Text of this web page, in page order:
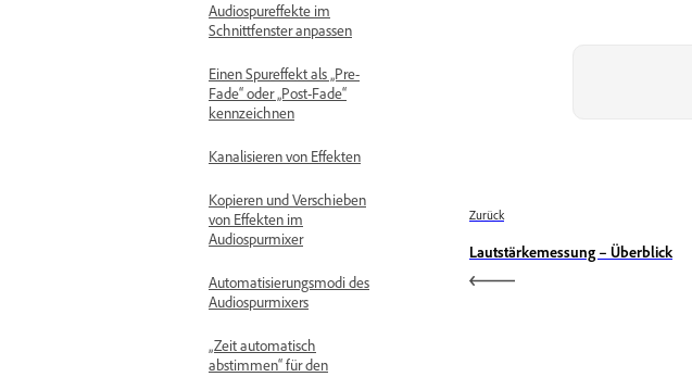
Audiospureffekte im
Schnittfenster anpassen
Einen Spureffekt als „Pre-
Fade“ oder „Post-Fade“
kennzeichnen
Kanalisieren von Effekten
Kopieren und Verschieben
von Effekten im
Audiospurmixer
Automatisierungsmodi des
Audiospurmixers
„Zeit automatisch
abstimmen“ für den
Zurück
Lautstärkemessung – Überblick